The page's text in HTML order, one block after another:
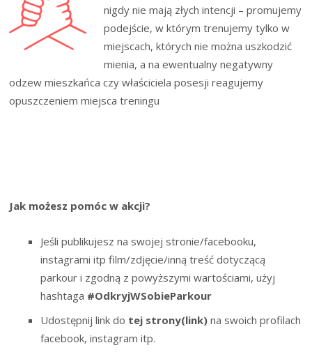
nigdy nie mają złych intencji – promujemy
podejście, w którym trenujemy tylko w
miejscach, których nie można uszkodzić
mienia, a na ewentualny negatywny
odzew mieszkańca czy właściciela posesji reagujemy
opuszczeniem miejsca treningu
Jak możesz pomóc w akcji?
Jeśli publikujesz na swojej stronie/facebooku,
instagrami itp film/zdjęcie/inną treść dotyczącą
parkour i zgodną z powyższymi wartościami, użyj
hashtaga #OdkryjWSobieParkour
Udostępnij link do tej strony(link) na swoich profilach
facebook, instagram itp.